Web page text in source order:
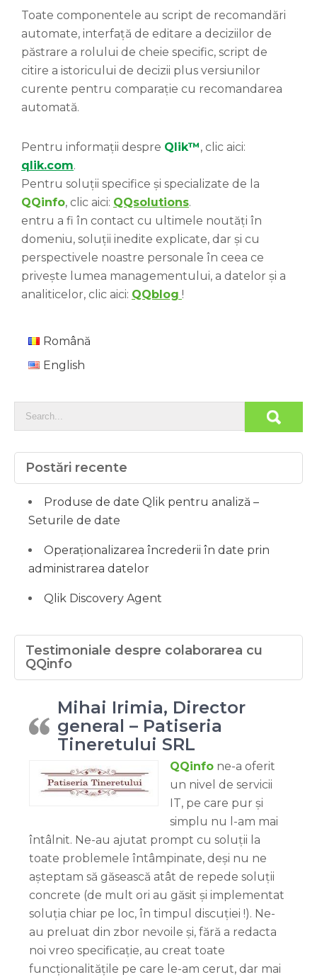
Toate componentele au script de recomandări
automate, interfață de editare a deciziilor de
păstrare a rolului de cheie specific, script de
citire a istoricului de decizii plus versiunilor
curente pentru comparație cu recomandarea
automată.
Pentru informații despre Qlik™, clic aici:
qlik.com.
Pentru soluții specifice și specializate de la
QQinfo, clic aici: QQsolutions.
entru a fi în contact cu ultimele noutăți în
domeniu, soluții inedite explicate, dar și cu
perspectivele noastre personale în ceea ce
privește lumea managementului, a datelor și a
analiticelor, clic aici: QQblog !
Română
English
Postări recente
Produse de date Qlik pentru analiză –
Seturile de date
Operaționalizarea încrederii în date prin
administrarea datelor
Qlik Discovery Agent
Testimoniale despre colaborarea cu
QQinfo
Mihai Irimia, Director
general – Patiseria
Tineretului SRL
QQinfo ne-a oferit
un nivel de servicii
IT, pe care pur și
simplu nu l-am mai
întâlnit. Ne-au ajutat prompt cu soluții la
toate problemele întâmpinate, deși nu ne
așteptam să găsească atât de repede soluții
concrete (de mult ori au găsit și implementat
soluția chiar pe loc, în timpul discuției !). Ne-
au preluat din zbor nevoile și, fără a redacta
noi vreo specificație, au creat toate
funcționalitățile pe care le-am cerut, dar mai